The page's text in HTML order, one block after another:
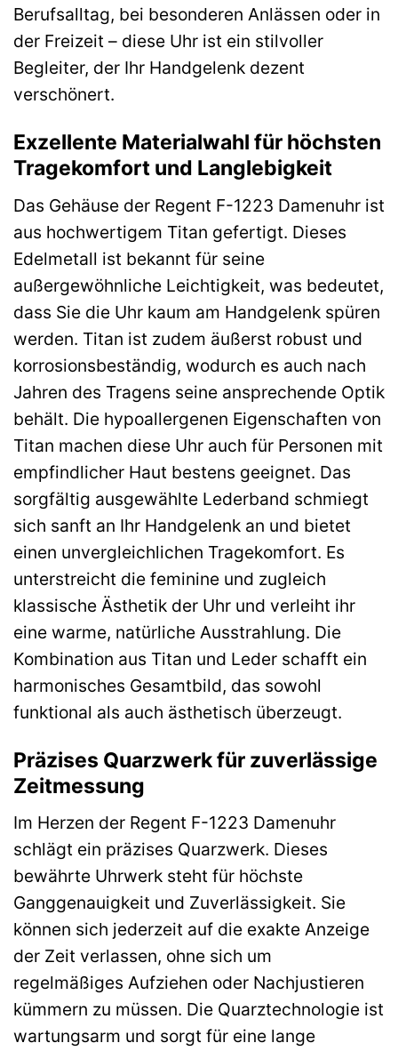
Berufsalltag, bei besonderen Anlässen oder in
der Freizeit – diese Uhr ist ein stilvoller
Begleiter, der Ihr Handgelenk dezent
verschönert.
Exzellente Materialwahl für höchsten
Tragekomfort und Langlebigkeit
Das Gehäuse der Regent F-1223 Damenuhr ist
aus hochwertigem Titan gefertigt. Dieses
Edelmetall ist bekannt für seine
außergewöhnliche Leichtigkeit, was bedeutet,
dass Sie die Uhr kaum am Handgelenk spüren
werden. Titan ist zudem äußerst robust und
korrosionsbeständig, wodurch es auch nach
Jahren des Tragens seine ansprechende Optik
behält. Die hypoallergenen Eigenschaften von
Titan machen diese Uhr auch für Personen mit
empfindlicher Haut bestens geeignet. Das
sorgfältig ausgewählte Lederband schmiegt
sich sanft an Ihr Handgelenk an und bietet
einen unvergleichlichen Tragekomfort. Es
unterstreicht die feminine und zugleich
klassische Ästhetik der Uhr und verleiht ihr
eine warme, natürliche Ausstrahlung. Die
Kombination aus Titan und Leder schafft ein
harmonisches Gesamtbild, das sowohl
funktional als auch ästhetisch überzeugt.
Präzises Quarzwerk für zuverlässige
Zeitmessung
Im Herzen der Regent F-1223 Damenuhr
schlägt ein präzises Quarzwerk. Dieses
bewährte Uhrwerk steht für höchste
Ganggenauigkeit und Zuverlässigkeit. Sie
können sich jederzeit auf die exakte Anzeige
der Zeit verlassen, ohne sich um
regelmäßiges Aufziehen oder Nachjustieren
kümmern zu müssen. Die Quarztechnologie ist
wartungsarm und sorgt für eine lange